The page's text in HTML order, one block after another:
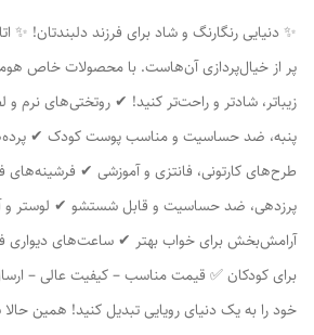
✨ دنیایی رنگارنگ و شاد برای فرزند دلبندتان!
پر از خیال‌پردازی آن‌هاست. با محصولات خاص
زیباتر، شادتر و راحت‌تر کنید! ✔ روتختی‌های نرم
پنبه، ضد حساسیت و مناسب پوست کودک ✔
طرح‌های کارتونی، فانتزی و آموزشی ✔ فرشینه‌های
پرزدهی، ضد حساسیت و قابل شستشو ✔ لوستر و
آرامش‌بخش برای خواب بهتر ✔ ساعت‌های دیواری
برای کودکان ✅ قیمت مناسب – کیفیت عالی –
خود را به یک دنیای رویایی تبدیل کنید! همین